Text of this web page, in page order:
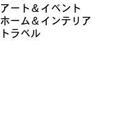
アート＆イベント
ホーム＆インテリア
トラベル